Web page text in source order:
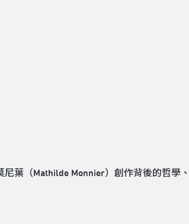
葉（Mathilde Monnier）創作背後的哲學